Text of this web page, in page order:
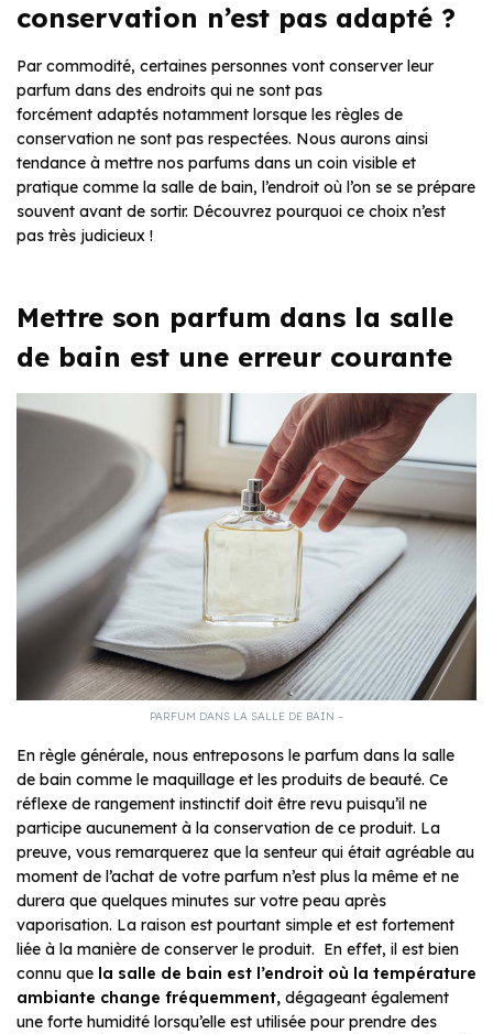
conservation n’est pas adapté ?
Par commodité, certaines personnes vont conserver leur
parfum dans des endroits qui ne sont pas
forcément adaptés notamment lorsque les règles de
conservation ne sont pas respectées. Nous aurons ainsi
tendance à mettre nos parfums dans un coin visible et
pratique comme la salle de bain, l’endroit où l’on se se prépare
souvent avant de sortir. Découvrez pourquoi ce choix n’est
pas très judicieux !
Mettre son parfum dans la salle
de bain est une erreur courante
PARFUM DANS LA SALLE DE BAIN –
En règle générale, nous entreposons le parfum dans la salle
de bain comme le maquillage et les produits de beauté. Ce
réflexe de rangement instinctif doit être revu puisqu’il ne
participe aucunement à la conservation de ce produit. La
preuve, vous remarquerez que la senteur qui était agréable au
moment de l’achat de votre parfum n’est plus la même et ne
durera que quelques minutes sur votre peau après
vaporisation. La raison est pourtant simple et est fortement
liée à la manière de conserver le produit. En effet, il est bien
connu que la salle de bain est l’endroit où la température
ambiante change fréquemment, dégageant également
une forte humidité lorsqu’elle est utilisée pour prendre des